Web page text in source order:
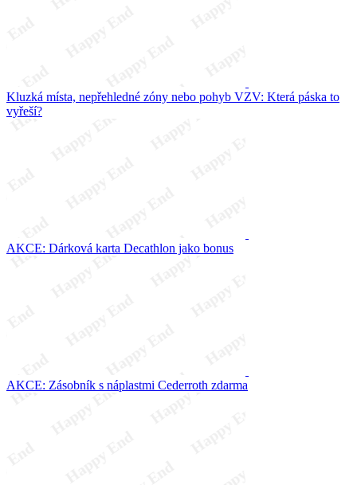
Kluzká místa, nepřehledné zóny nebo pohyb VZV: Která páska to
vyřeší?
AKCE: Dárková karta Decathlon jako bonus
AKCE: Zásobník s náplastmi Cederroth zdarma